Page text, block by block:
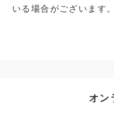
いる場合がございます
オン